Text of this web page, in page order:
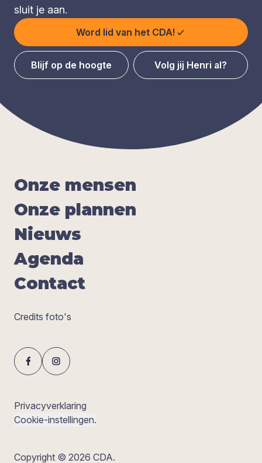
sluit je aan.
Word lid van het CDA!
Blijf op de hoogte Volg jij Henri al?
Onze men­sen
Onze plan­nen
Nieuws
Agen­da
Con­tact
Credits foto's
Privacyverklaring
Cookie-instellingen.
Copyright © 2026 CDA.